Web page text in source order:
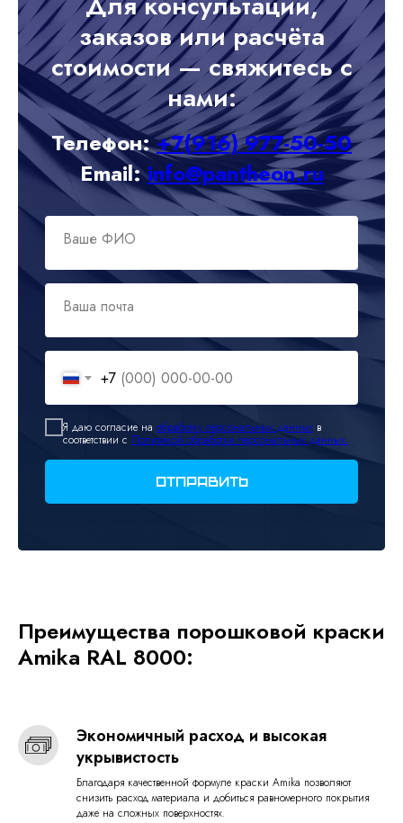
заказов или расчёта
стоимости — свяжитесь с
нами:
Телефон:+7(916) 977-50-50
Email:info@pantheon.ru
Ваше ФИО
Ваша почта
+7
Я даю согласие на обработку персональных данных в
соответствии с Политикой обработки персональных данных.
Отправить
Преимущества порошковой краски
Amika RAL 8000:
Экономичный расход и высокая
укрывистость
Благодаря качественной формуле краски Amika позволяют
снизить расход материала и добиться равномерного покрытия
даже на сложных поверхностях.